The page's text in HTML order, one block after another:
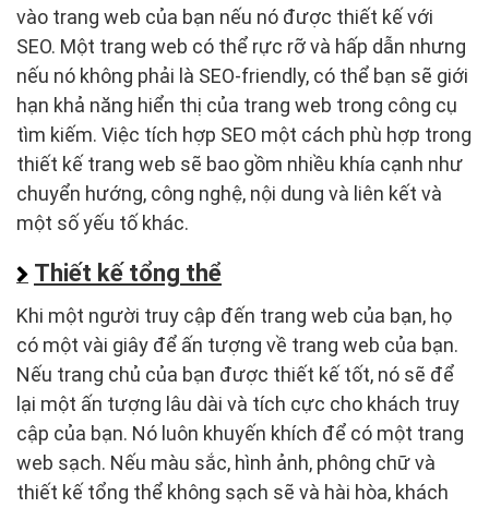
vào trang web của bạn nếu nó được thiết kế với
SEO. Một trang web có thể rực rỡ và hấp dẫn nhưng
nếu nó không phải là SEO-friendly, có thể bạn sẽ giới
hạn khả năng hiển thị của trang web trong công cụ
tìm kiếm. Việc tích hợp SEO một cách phù hợp trong
thiết kế trang web sẽ bao gồm nhiều khía cạnh như
chuyển hướng, công nghệ, nội dung và liên kết và
một số yếu tố khác.
Thiết kế tổng thể
Khi một người truy cập đến trang web của bạn, họ
có một vài giây để ấn tượng về trang web của bạn.
Nếu trang chủ của bạn được thiết kế tốt, nó sẽ để
lại một ấn tượng lâu dài và tích cực cho khách truy
cập của bạn. Nó luôn khuyến khích để có một trang
web sạch. Nếu màu sắc, hình ảnh, phông chữ và
thiết kế tổng thể không sạch sẽ và hài hòa, khách